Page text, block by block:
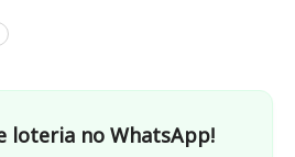
loteria no WhatsApp!